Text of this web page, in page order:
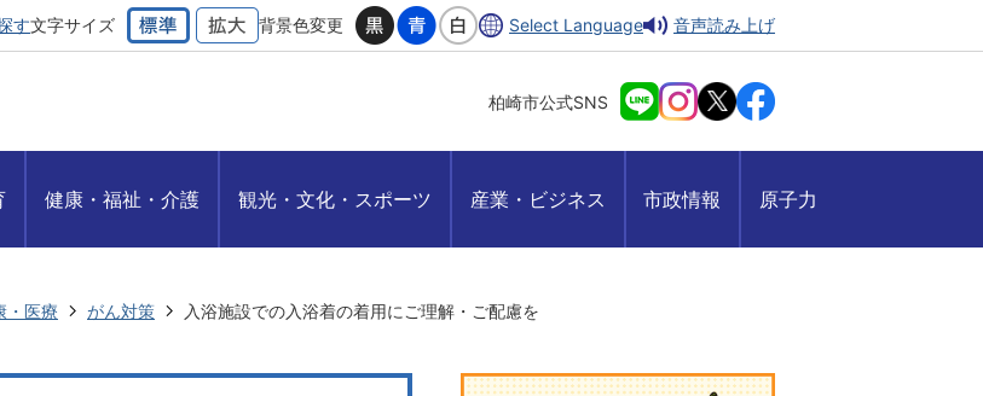
す文字サイズ 背景色変更 Select Language 音声読み上げ
柏崎市公式SNS
健康・福祉・介護 観光・文化・スポーツ 産業・ビジネス 市政情報 原子力
・医療 がん対策 入浴施設での入浴着の着用にご理解・ご配慮を